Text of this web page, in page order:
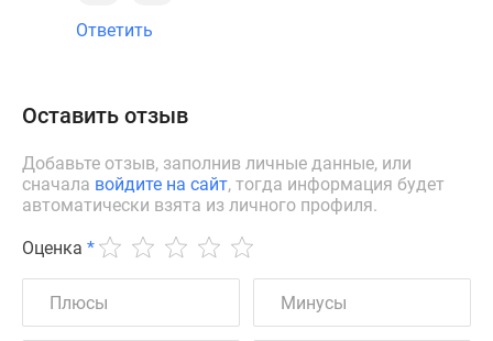
Ответить
Оставить отзыв
Добавьте отзыв, заполнив личные данные, или
сначала войдите на сайт, тогда информация будет
автоматически взята из личного профиля.
Оценка *